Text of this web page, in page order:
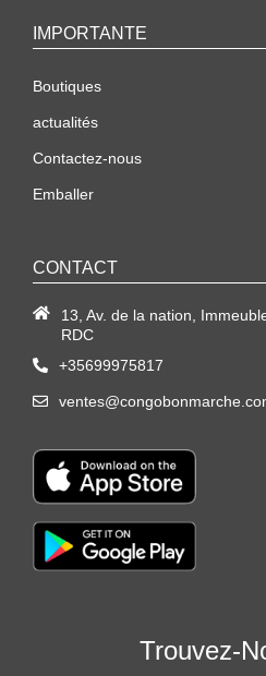
IMPORTANTE
Boutiques
actualités
Contactez-nous
Emballer
CONTACT
13, Av. de la nation,
RDC
+35699975817
Trouvez-